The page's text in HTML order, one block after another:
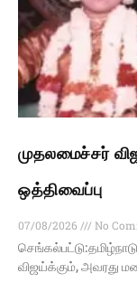
முதலமைச்சர்
ஒத்திவைப்பு
07/08/2026
No
விஜய்க்கும், அவரது